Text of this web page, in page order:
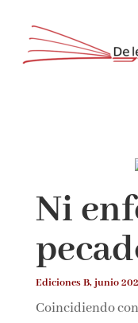
Ni
Ediciones B, junio
Coincidiendo
Nada!
Únete a